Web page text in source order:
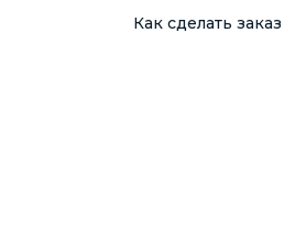
Как сделать заказ